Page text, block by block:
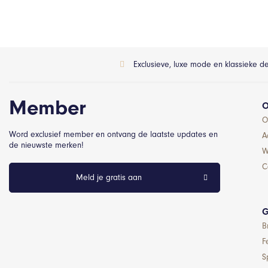
Exclusieve, luxe mode en klassieke
Member
Word exclusief member en ontvang de laatste updates en
de nieuwste merken!
Meld je gratis aan